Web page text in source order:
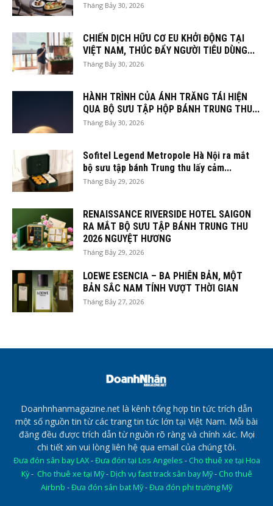
Tháng Bảy 30, 2026
CHIẾN DỊCH HỮU CƠ EU KHỞI ĐỘNG TẠI
VIỆT NAM, THÚC ĐẨY NGƯỜI TIÊU DÙNG...
Tháng Bảy 30, 2026
HÀNH TRÌNH CỦA ÁNH TRĂNG TÁI HIỆN
QUA BỘ SƯU TẬP HỘP BÁNH TRUNG THU...
Tháng Bảy 30, 2026
Sofitel Legend Metropole Hà Nội ra mắt
bộ sưu tập bánh Trung thu lấy cảm...
Tháng Bảy 29, 2026
RENAISSANCE RIVERSIDE HOTEL SAIGON
RA MẮT BỘ SƯU TẬP BÁNH TRUNG THU
2026 NGUYỆT HƯƠNG
Tháng Bảy 29, 2026
LOEWE ESENCIA – BA PHIÊN BẢN, MỘT
BẢN SẮC NAM TÍNH VƯỢT THỜI GIAN
Tháng Bảy 27, 2026
Doanhnhanmagazine.net là kênh tổng hợp tin tức trích dẫn
một số nguồn tin từ các trang tin tức lớn tại Việt Nam. Mỗi bài
đăng đều được trích dẫn từ nguồn rõ ràng và chính xác. Mọi
chi tiết xin vui lòng liên hệ qua email của chúng tôi.
Đưa đón sân bay LAX-Đưa đón tại Los Angeles - Cho thuê xe tại Hoa
Kỳ- Cho thuê xe tại Mỹ- Dịch vụ fast track sân bay Mỹ- Cho thuê
Airbnb -Đưa đón sân bat Mỹ-Đưa đón phi trường Mỹ